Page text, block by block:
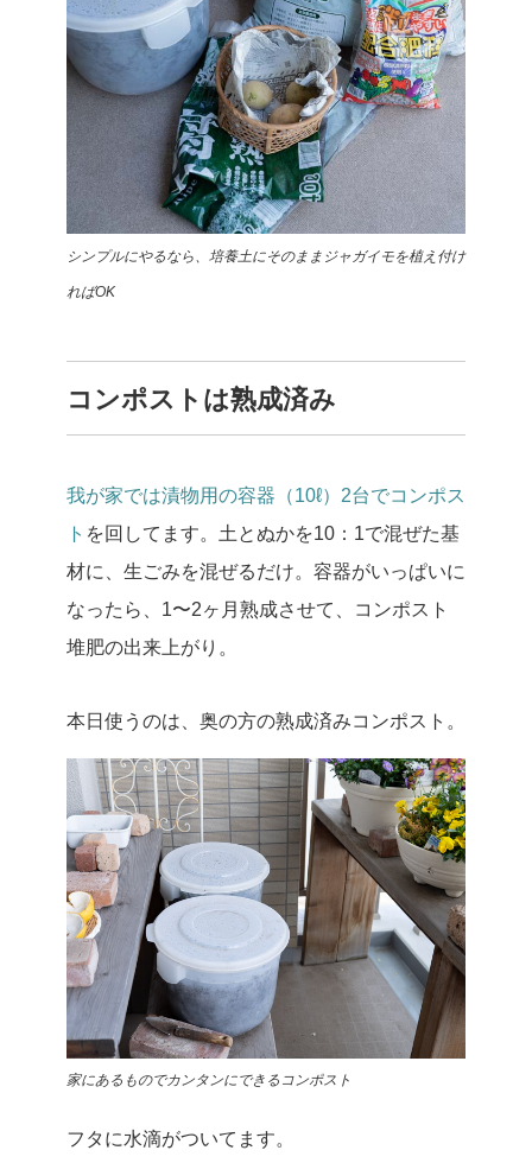
シンプルにやるなら、培養土にそのままジャガイモを植え付け
ればOK
コンポストは熟成済み
我が家では漬物用の容器（10ℓ）2台でコンポス
ト を回してます。土とぬかを10：1で混ぜた基
材に、生ごみを混ぜるだけ。容器がいっぱいに
なったら、1〜2ヶ月熟成させて、コンポスト
堆肥の出来上がり。
本日使うのは、奥の方の熟成済みコンポスト。
家にあるものでカンタンにできるコンポスト
フタに水滴がついてます。